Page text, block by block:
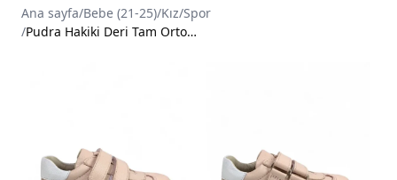
Ana sayfa/Bebe (21-25)/Kız/Spor
/
Pudra Hakiki Deri Tam Ortopedik Çizgili Bebek Ayakkabısı